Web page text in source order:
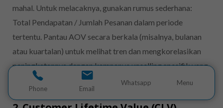
Phone Email
Whatsapp Menu
mahal. Untuk melacaknya, gunakan rumus sederhana:
Total Pendapatan / Jumlah Pesanan dalam periode
tertentu. Pantau AOV secara berkala (misalnya, bulanan
atau kuartalan) untuk melihat tren dan mengkorelasikan
peningkatannya dengan kampanye upselling spesifik yang
sedang berjalan.